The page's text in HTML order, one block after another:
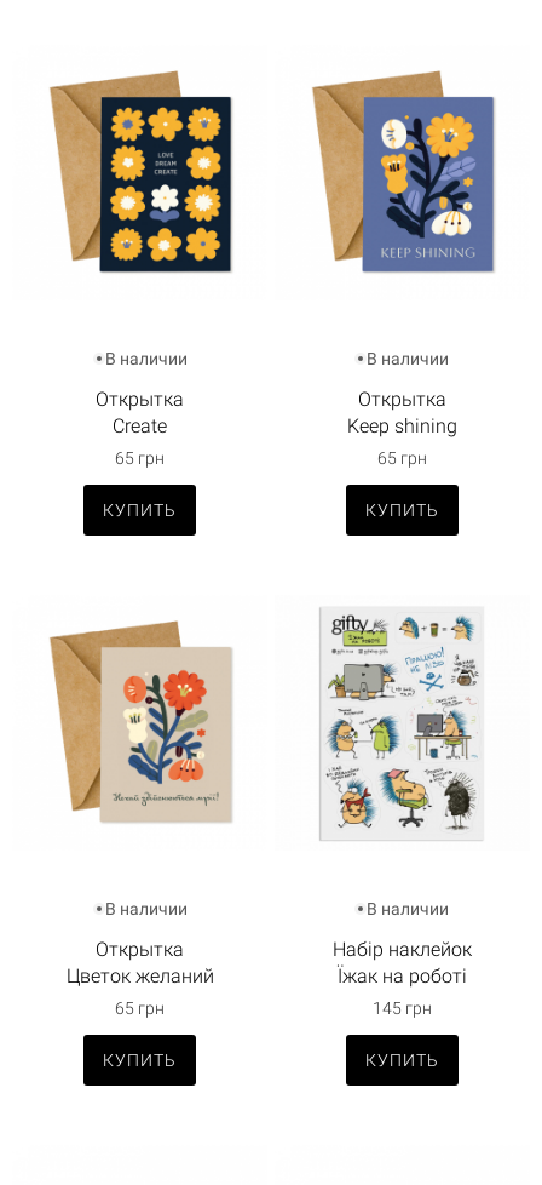
В наличии
Открытка
Create
65 грн
КУПИТЬ
В наличии
Открытка
Keep shining
65 грн
КУПИТЬ
В наличии
Открытка
Цветок желаний
65 грн
КУПИТЬ
В наличии
Набір наклейок
Їжак на роботі
145 грн
КУПИТЬ